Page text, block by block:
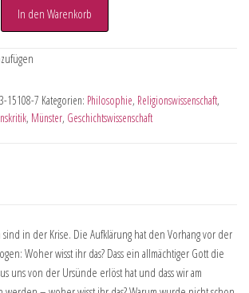
In den Warenkorb
15108-7 Kategorien: Philosophie, Religionswissenschaft,
, Münster, Geschichtswissenschaft
in der Krise. Die Aufklärung hat den Vorhang vor der
Woher wisst ihr das? Dass ein allmächtiger Gott die
uns von der Ursünde erlöst hat und dass wir am